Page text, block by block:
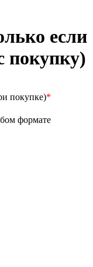
если
покупку)
покупке)*
формате